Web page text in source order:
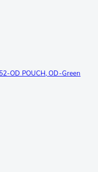
OD POUCH, OD-Green